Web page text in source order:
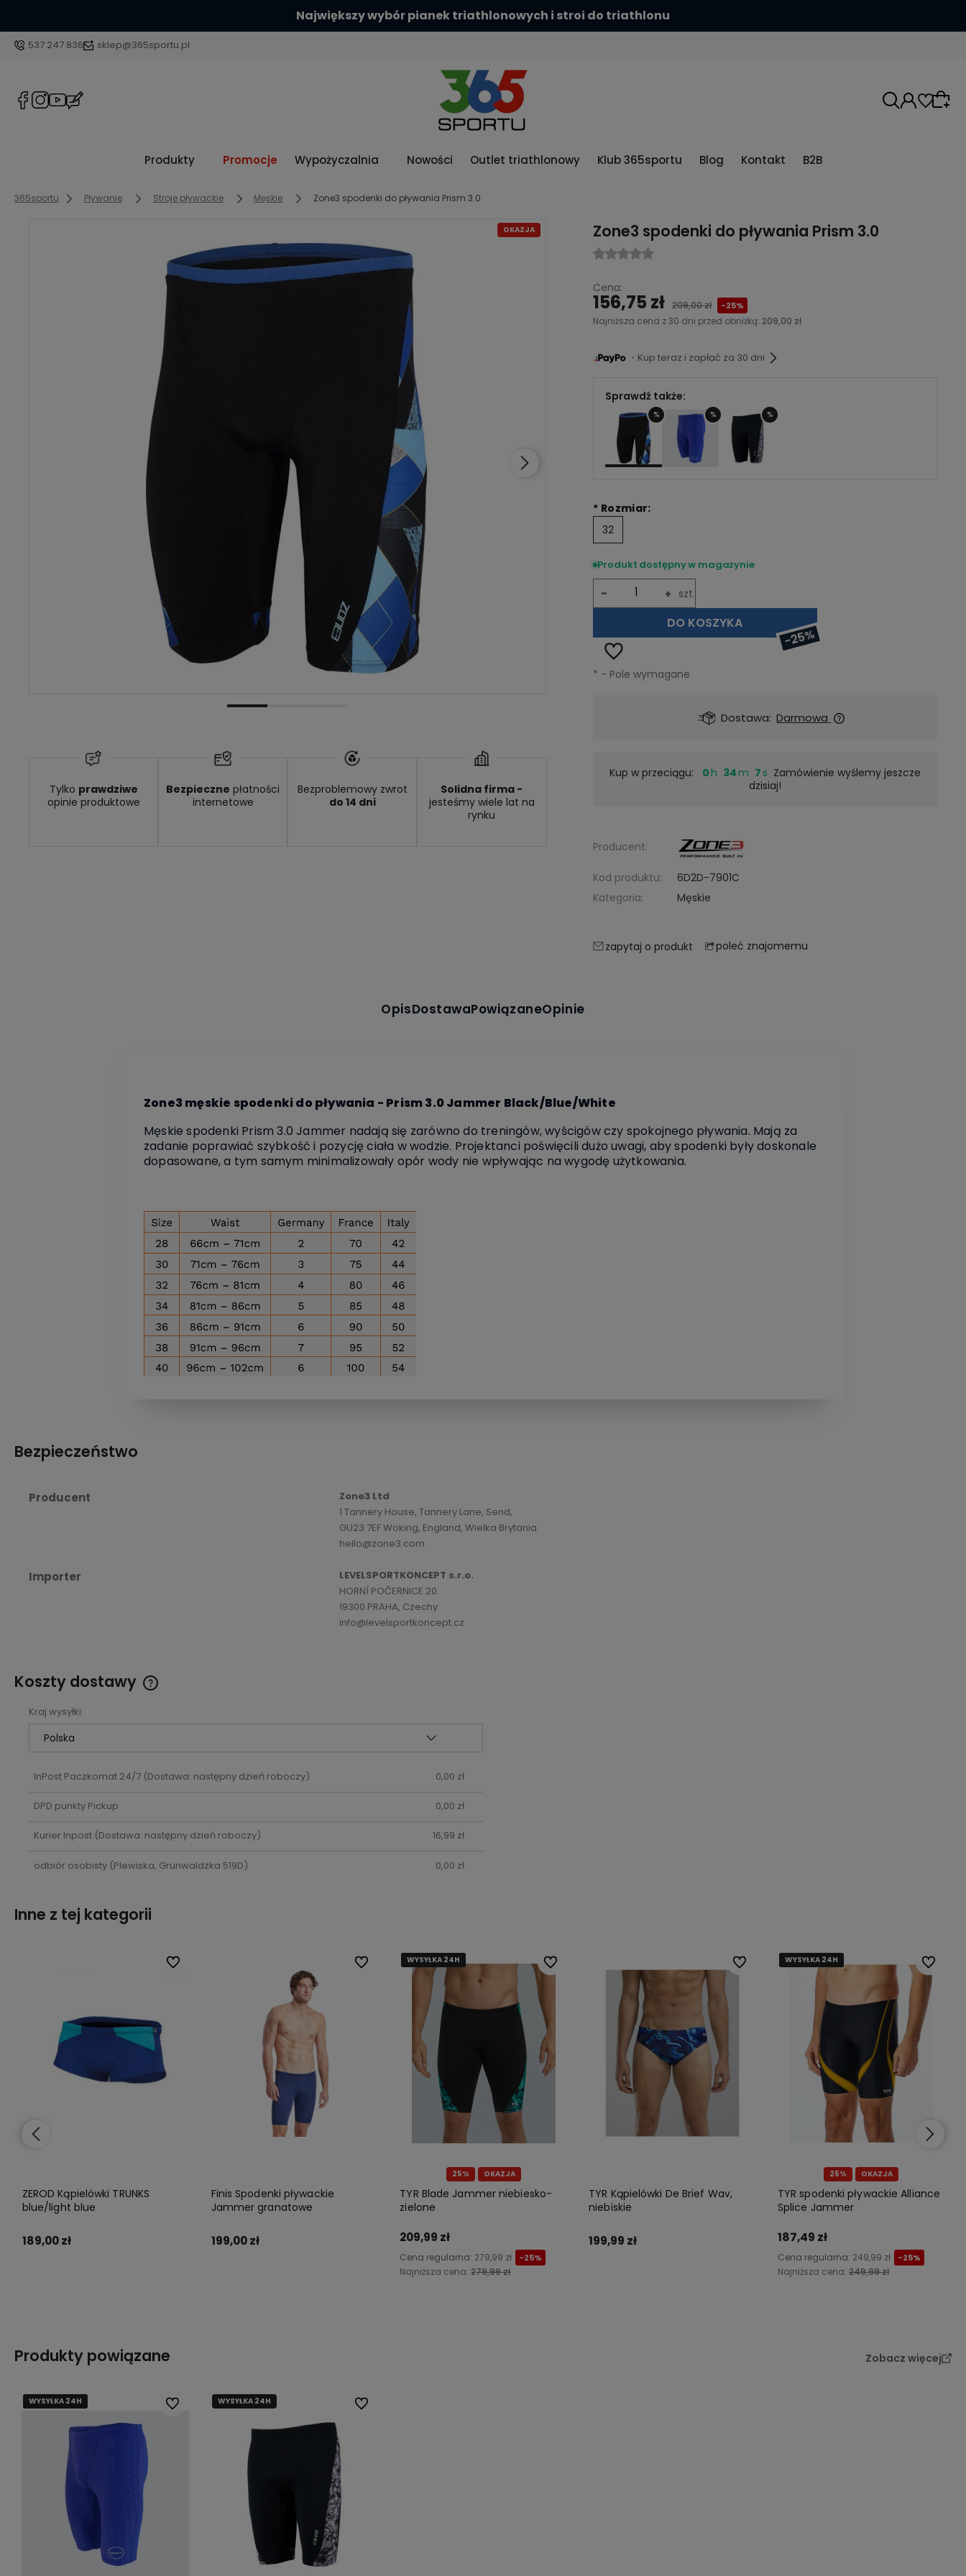
Sprawdź naszą szeroką ofertę kasków aerodynamicznych
537 247 836 sklep@365sportu.pl
Produkty Promocje Wypożyczalnia Nowości Outlet triathlonowy Klub 365sportu Blog Kontakt B2B
365sportu Pływanie Stroje pływackie Męskie Zone3 spodenki do pływania Prism 3.0
OKAZJA
Tylko prawdziwe
opinie produktowe
Bezpieczne płatności
internetowe
Bezproblemowy zwrot
do 14 dni
Solidna firma -
jesteśmy wiele lat na
rynku
Zone3 spodenki do pływania Prism 3.0
Cena:
156,75 zł 209,00 zł -25%
Najniższa cena z 30 dni przed obniżką: 209,00 zł
・Kup teraz i zapłać za 30 dni
Sprawdź także:
% % %
* Rozmiar:
32
Produkt dostępny w magazynie
+
- szt.
DO KOSZYKA
-25%
* - Pole wymagane
Dostawa: Darmowa
Kup w przeciągu: 0 34 5
Zamówienie wyślemy jeszcze
dzisiaj!
Producent:
Kod produktu:
6D2D-7901C
Kategoria:
Męskie
zapytaj o produkt poleć znajomemu
OpisDostawaPowiązaneOpinie
Zone3 męskie spodenki do pływania - Prism 3.0 Jammer Black/Blue/White
Męskie spodenki Prism 3.0 Jammer nadają się zarówno do treningów, wyścigów czy spokojnego pływania. Mają za
zadanie poprawiać szybkość i pozycję ciała w wodzie. Projektanci poświęcili dużo uwagi, aby spodenki były doskonale
dopasowane, a tym samym minimalizowały opór wody nie wpływając na wygodę użytkowania.
Bezpieczeństwo
Producent
Zone3 Ltd
1 Tannery House, Tannery Lane, Send,
GU23 7EF Woking, England, Wielka Brytania
hello@zone3.com
Importer
LEVELSPORTKONCEPT s.r.o.
HORNÍ POČERNICE 20
19300 PRAHA, Czechy
info@levelsportkoncept.cz
Koszty dostawy
Kraj wysyłki:
InPost Paczkomat 24/7(Dostawa: następny dzień roboczy) 0,00 zł
DPD punkty Pickup 0,00 zł
Kurier Inpost(Dostawa: następny dzień roboczy) 16,99 zł
odbiór osobisty(Plewiska, Grunwaldzka 519D) 0,00 zł
Inne z tej kategorii
ZEROD Kąpielówki TRUNKS
blue/light blue
189,00 zł
Do ulubionych
Do ulubionych
Finis Spodenki pływackie
Jammer granatowe
199,00 zł
Do ulubionych
Do ulubionych
25% OKAZJA
WYSYŁKA 24H
WYSYŁKA 24H
WYSYŁKA 24H
WYSYŁKA 24H
TYR Blade Jammer niebiesko-
zielone
209,99 zł
Cena regularna: 279,99 zł -25%
Najniższa cena:279,99 zł
Do ulubionych
Do ulubionych
TYR Kąpielówki De Brief Wav,
niebiskie
199,99 zł
Do ulubionych
Do ulubionych
25% OKAZJA
WYSYŁKA 24H
WYSYŁKA 24H
WYSYŁKA 24H
WYSYŁKA 24H
TYR spodenki pływackie Alliance
Splice Jammer
187,49 zł
Cena regularna: 249,99 zł -25%
Najniższa cena: 249,99 zł
Do
Do
Produkty powiązane Zobacz więcej
WYSYŁKA 24H
WYSYŁKA 24H
WYSYŁKA 24H
WYSYŁKA 24H Do ulubionychWYSYŁKA 24H Do ulubionych